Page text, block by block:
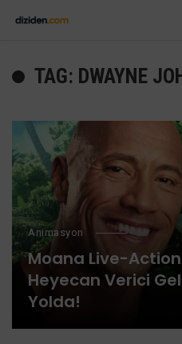
TAG: DWAYNE
Animasyon
Moana Live-
Heyecan Verici
Yolda!